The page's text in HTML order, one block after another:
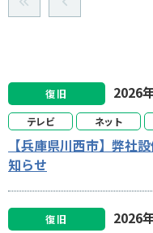
復旧 2026
テレビ ネット
【兵庫県川西市】弊社
知らせ
復旧 2026